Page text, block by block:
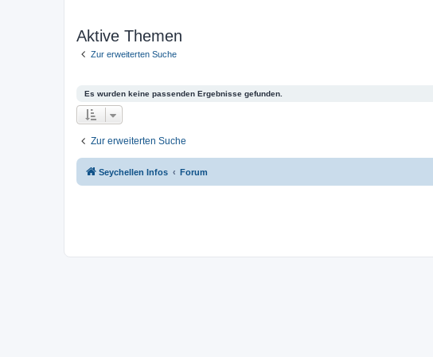
Aktive Themen
Zur erweiterten Suche
Es wurden keine passenden Ergebnisse gefunden.
Zur erweiterten Suche
Seychellen Infos Forum